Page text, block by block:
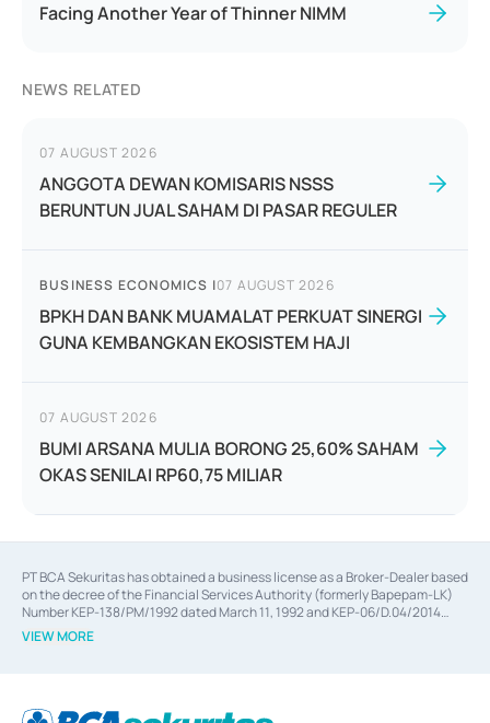
Facing Another Year of Thinner NIMM
NEWS RELATED
07 AUGUST 2026
ANGGOTA DEWAN KOMISARIS NSSS
BERUNTUN JUAL SAHAM DI PASAR REGULER
BUSINESS ECONOMICS |07 AUGUST 2026
BPKH DAN BANK MUAMALAT PERKUAT SINERGI
GUNA KEMBANGKAN EKOSISTEM HAJI
07 AUGUST 2026
BUMI ARSANA MULIA BORONG 25,60% SAHAM
OKAS SENILAI RP60,75 MILIAR
PT BCA Sekuritas has obtained a business license as a Broker-Dealer based
on the decree of the Financial Services Authority (formerly Bapepam-LK)
Number KEP-138/PM/1992 dated March 11, 1992 and KEP-06/D.04/2014
dated February 28, 2014, a business license as an Underwriter based on the
decree of the Financial Services Authority Number KEP-12/PM/PEE/1997
Financial Services Authority Number S-67/PM.21/2014 dated February 28,
VIEW MORE